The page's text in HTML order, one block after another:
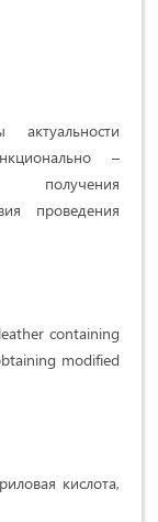
–
проведения
containing
modified
кислота,